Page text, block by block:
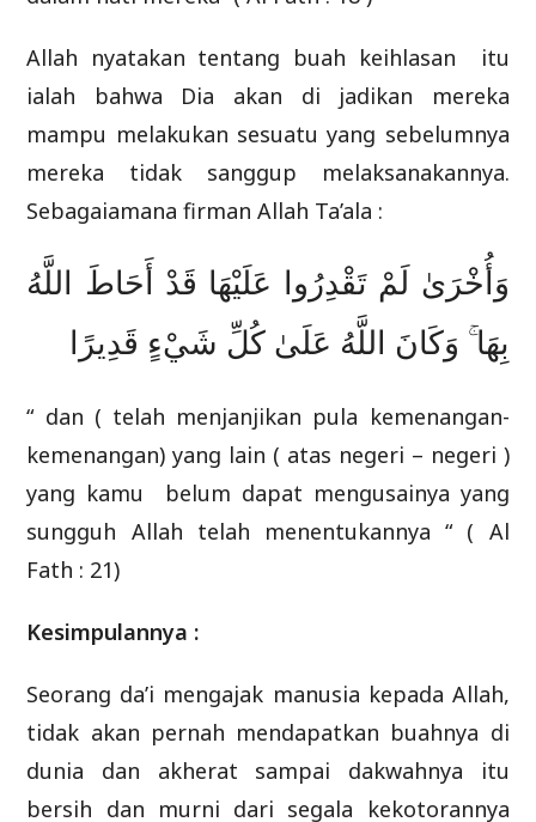
Allah nyatakan tentang buah keihlasan itu
ialah bahwa Dia akan di jadikan mereka
mampu melakukan sesuatu yang sebelumnya
mereka tidak sanggup melaksanakannya.
Sebagaiamana firman Allah Ta’ala :
وَأُخْرَىٰ لَمْ تَقْدِرُوا عَلَيْهَا قَدْ أَحَاطَ اللَّهُ
بِهَا ۚ وَكَانَ اللَّهُ عَلَىٰ كُلِّ شَيْءٍ قَدِيرًا
“ dan ( telah menjanjikan pula kemenangan-
kemenangan) yang lain ( atas negeri – negeri )
yang kamu belum dapat mengusainya yang
sungguh Allah telah menentukannya “ ( Al
Fath : 21)
Kesimpulannya :
Seorang da’i mengajak manusia kepada Allah,
tidak akan pernah mendapatkan buahnya di
dunia dan akherat sampai dakwahnya itu
bersih dan murni dari segala kekotorannya